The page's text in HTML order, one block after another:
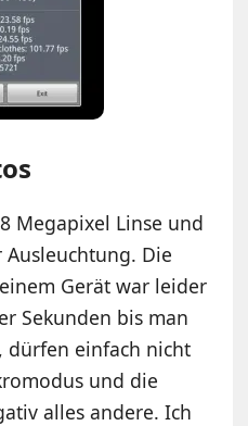
Megapixel Linse und
Ausleuchtung. Die
Gerät war leider
Sekunden bis man
dürfen einfach nicht
und die
alles andere. Ich